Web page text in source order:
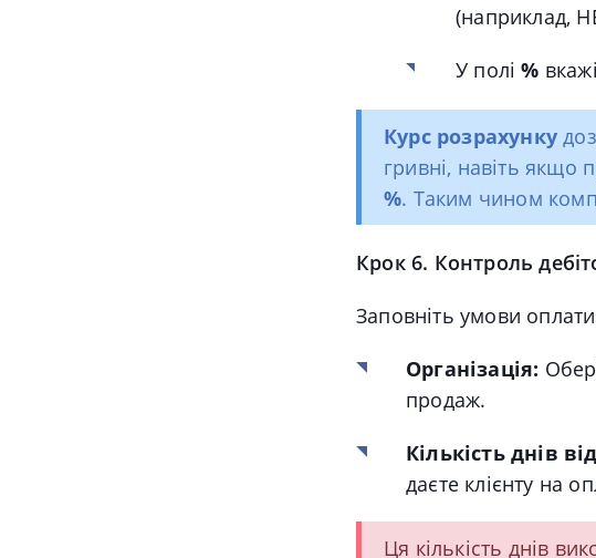
(наприклад,
У полі%
Курс розрахунку
гривні, навіть якщо
%. Таким чином
Крок 6. Контроль
Заповніть умови
Організація:
продаж.
Кількість днів
даєте клієнту на
Ця кількість днів